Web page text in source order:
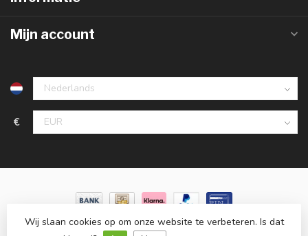
Mijn account
€
© Copyright 2026 LedlampGrosshandel.de- Powered by
Wij slaan cookies op om onze website te verbeteren. Is dat